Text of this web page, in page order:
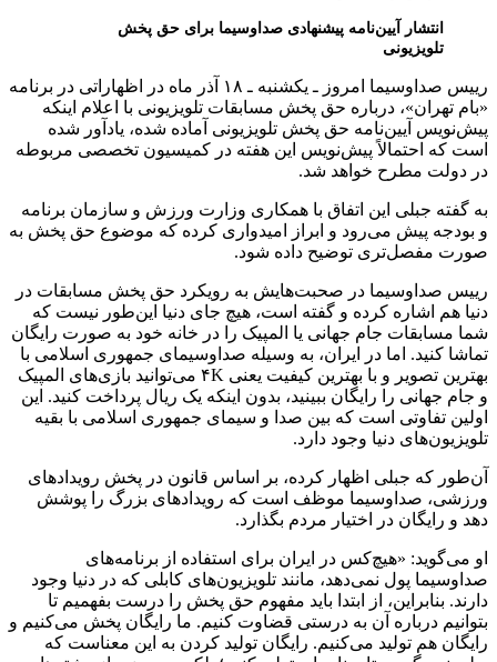
انتشار آیین‌نامه پیشنهادی صداوسیما برای حق پخش
تلویزیونی
رییس صداوسیما امروز ـ یکشنبه ـ ۱۸ آذر ماه در اظهاراتی در برنامه
«بام تهران»، درباره حق پخش مسابقات تلویزیونی با اعلام اینکه
پیش‌نویس آیین‌نامه حق پخش تلویزیونی آماده شده، یادآور شده
است که احتمالاً پیش‌نویس این هفته در کمیسیون تخصصی مربوطه
در دولت مطرح خواهد شد.
به گفته جبلی این اتفاق با همکاری وزارت ورزش و سازمان برنامه
و بودجه پیش می‌رود و ابراز امیدواری کرده که موضوع حق پخش به
صورت مفصل‌تری توضیح داده شود.
رییس صداوسیما در صحبت‌هایش به رویکرد حق پخش مسابقات در
دنیا هم اشاره کرده و گفته است، هیچ جای دنیا این‌طور نیست که
شما مسابقات جام جهانی یا المپیک را در خانه‌ خود به صورت رایگان
تماشا کنید. اما در ایران، به‌ وسیله صداوسیمای جمهوری اسلامی با
بهترین تصویر و با بهترین کیفیت یعنی ۴K می‌توانید بازی‌های المپیک
و جام جهانی را رایگان ببینید، بدون اینکه یک ریال پرداخت کنید. این
اولین تفاوتی است که بین صدا و سیمای جمهوری اسلامی با بقیه
تلویزیون‌های دنیا وجود دارد.
آن‌طور که جبلی اظهار کرده، بر اساس قانون در پخش رویدادهای
ورزشی، صداوسیما موظف است که رویدادهای بزرگ را پوشش
دهد و رایگان در اختیار مردم بگذارد.
او می‌گوید: «هیچ‌کس در ایران برای استفاده از برنامه‌های
صداوسیما پول نمی‌دهد، مانند تلویزیون‌های کابلی که در دنیا وجود
دارند. بنابراین، از ابتدا باید مفهوم حق پخش را درست بفهمیم تا
بتوانیم درباره آن به درستی قضاوت کنیم. ما رایگان پخش می‌کنیم و
رایگان هم تولید می‌کنیم. رایگان تولید کردن به این معناست که